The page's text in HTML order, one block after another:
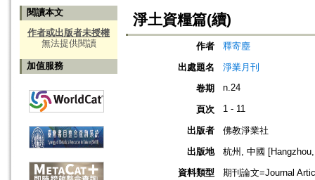
閱讀本文
作者或出版者未授權
無法提供閱讀
加值服務
淨土資糧篇(續)
作者
釋寄塵
出處題名
淨業月刊
卷期
n.24
頁次 1 - 11
出版者
佛教淨業社
出版地
杭州, 中國
資料類型
期刊論文=Journal